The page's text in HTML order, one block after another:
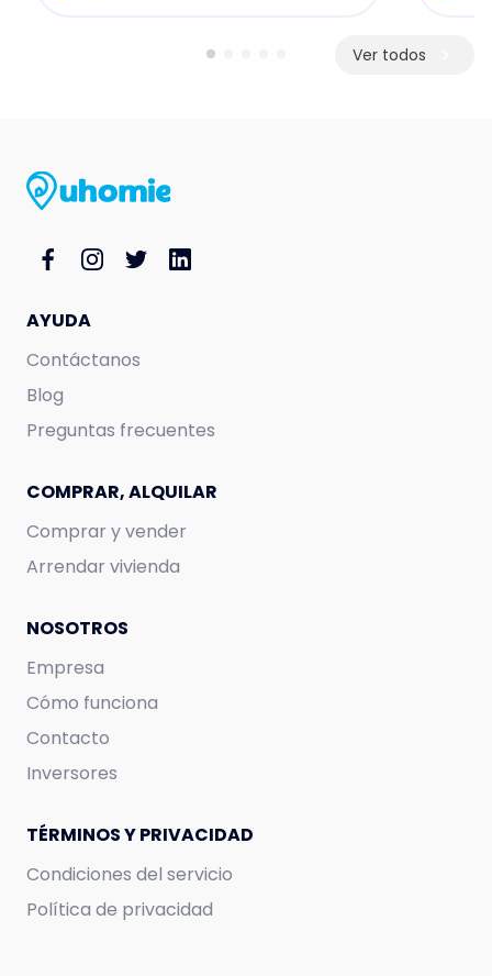
Ver todos
AYUDA
Contáctanos
Blog
Preguntas frecuentes
COMPRAR, ALQUILAR
Comprar y vender
Arrendar vivienda
NOSOTROS
Empresa
Cómo funciona
Contacto
Inversores
TÉRMINOS Y PRIVACIDAD
Condiciones del servicio
Política de privacidad